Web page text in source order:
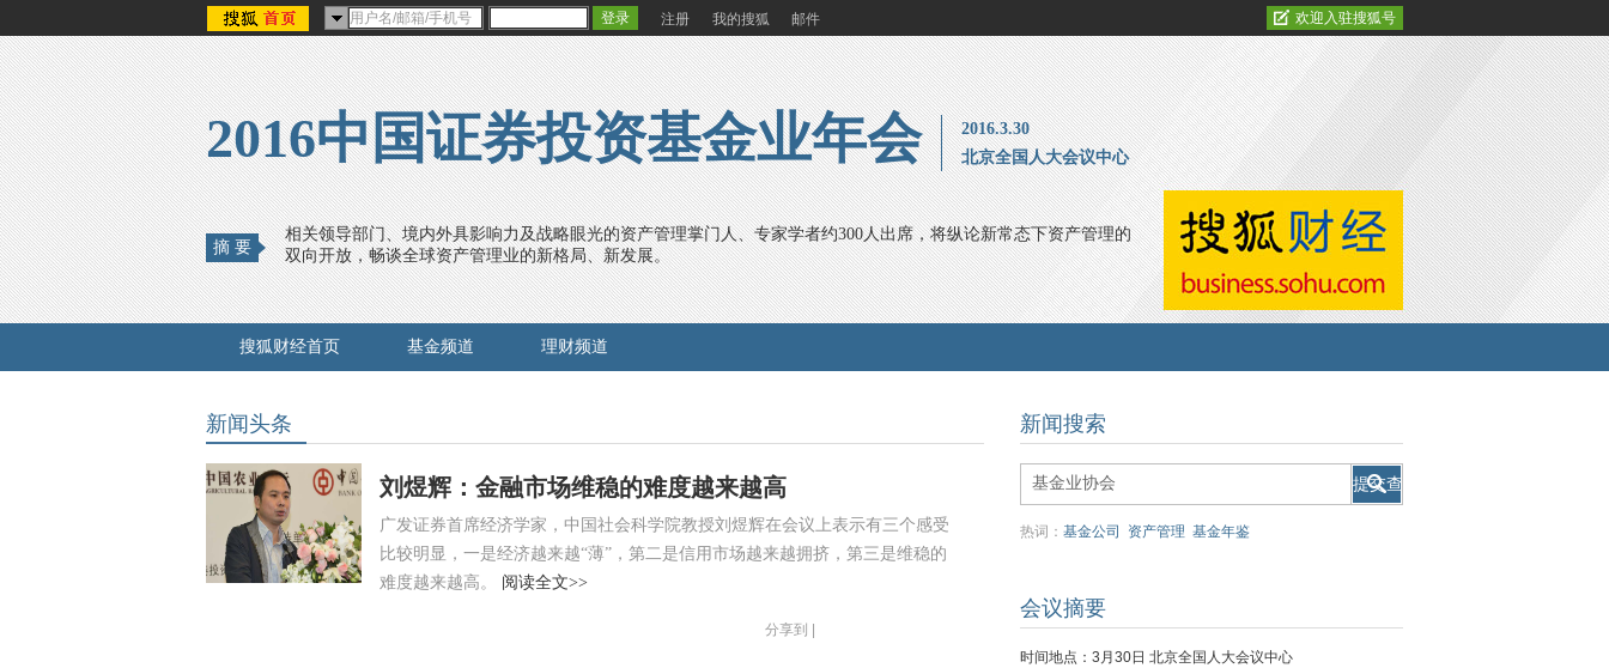
注册 我的搜狐 邮件 欢迎入驻搜狐号
2016中国证券投资基金业年会
2016.3.30
北京全国人大会议中心
摘 要
相关领导部门、境内外具影响力及战略眼光的资产管理掌门人、专家学者约300人出席，将纵论新常态下资产管理的
双向开放，畅谈全球资产管理业的新格局、新发展。
搜狐财经首页 基金频道 理财频道
新闻头条
刘煜辉：金融市场维稳的难度越来越高
广发证券首席经济学家，中国社会科学院教授刘煜辉在会议上表示有三个感受
比较明显，一是经济越来越“薄”，第二是信用市场越来越拥挤，第三是维稳的
难度越来越高。 阅读全文>>
分享到 |
新闻搜索
热词： 基金公司 资产管理 基金年鉴
会议摘要
时间地点：3月30日 北京全国人大会议中心